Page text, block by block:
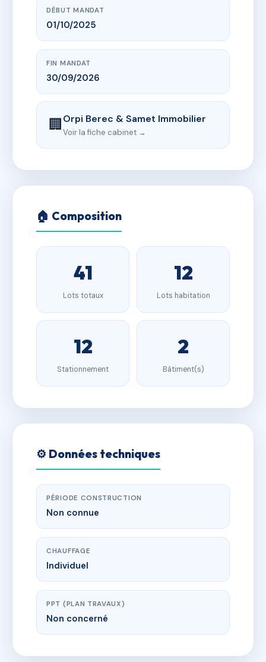
DÉBUT MANDAT
01/10/2025
FIN MANDAT
30/09/2026
🏢Orpi Berec & Samet Immobilier
Voir la fiche cabinet →
🏠 Composition
41
Lots totaux
12
Lots habitation
12
Stationnement
2
Bâtiment(s)
⚙️ Données techniques
PÉRIODE CONSTRUCTION
Non connue
CHAUFFAGE
Individuel
PPT (PLAN TRAVAUX)
Non concerné